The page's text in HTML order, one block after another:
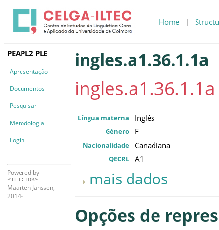
Home |
PEAPL2 PLE
Apresentação
Documentos
Pesquisar
Metodologia
Login
Powered by
<TEI:TOK>
Maarten Janssen,
2014-
ingles.a1.36.1.1a
ingles.a1.36.1.1a
Língua materna Inglês
Género F
Nacionalidade Canadiana
QECRL A1
mais dados
Opções de